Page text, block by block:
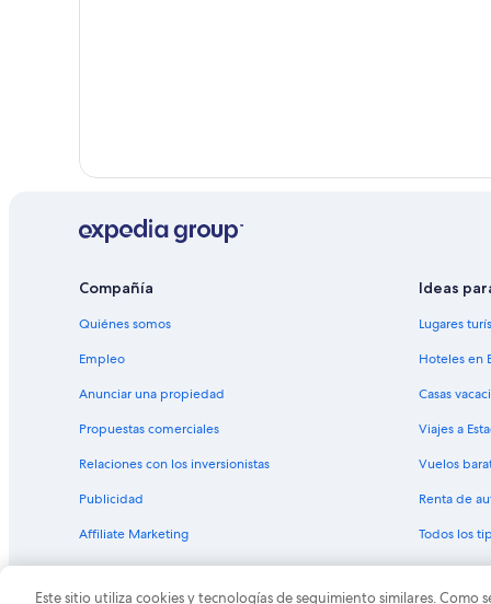
Compañía
Quiénes somos
Empleo
Anunciar una propiedad
Propuestas comerciales
Relaciones con los inversionistas
Publicidad
Affiliate Marketing
Ideas
Lugares
Hoteles en
Casas
Viajes a
Vuelos
Renta de
Todos los
Este sitio utiliza cookies y tecnologías de seguimiento similares. Como